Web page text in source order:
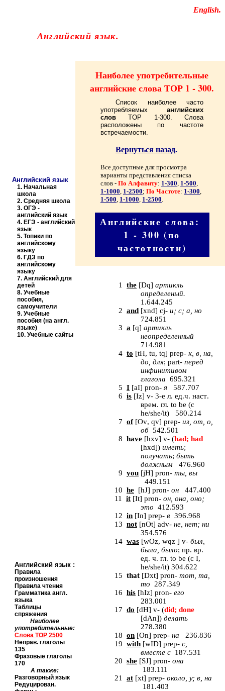
English.
-Английский язык.
Английский язык
1. Начальная
школа
2. Средняя школа
3. ОГЭ -
английский язык
4. ЕГЭ - английский
язык
5. Топики по
английскому
языку
6. ГДЗ по
английскому
языку
7. Английский для
детей
8. Учебные
пособия,
самоучители
9. Учебные
пособия (на англ.
языке)
10. Учебные сайты
Наиболее употребительные
английские слова ТОР 1 - 300.
Список наиболее часто
употребляемых английских
слов
TOP 1-300. Слова
расположены по частоте
встречаемости.
Вернуться назад.
Все доступные для просмотра
варианты представления списка
слов - По Алфавиту: 1-300, 1-500,
1-1000, 1-2500; По Частоте: 1-300,
1-500, 1-1000, 1-2500.
Английские слова:
1 - 300 (по
частотности)
1 the [Dq] артикль
определеный.
1.644.245
2 and [xnd] cj- и; с; а, но
724.851
3 a [q] артикль
неопределенный
714.981
4 to [tH, tu, tq] prep- к, в, на,
до, для; part- перед
инфинитивом
глагола 695.321
5 I [aI] pron- я 587.707
6 is [Iz] v- 3-е л. ед.ч. наст.
врем. гл. to be (с
he/she/it) 580.214
7 of[Ov, qv] prep- из, от, о,
об 542.501
8 have [hxv] v- (had; had
[hxd]) иметь;
получать; быть
должным 476.960
9 you [jH] pron- ты вы
449.151
10 he [hJ] pron- он 447.400
11 it [It] pron- он, она, оно;
это 412.593
12 in [In] prep- в 396.968
13 not [nOt] adv- не нет; ни
354.576
14 was [wOz, wqz ] v- был
была было; пр. вр.
ед. ч. гл. to be (с I,
he/she/it) 304.622
15 that [Dxt] pron- тот, та,
то 287.349
16 his [hIz] pron- его
283.001
17 do [dH] v- (did; done
[dAn]) делать
278.380
18 on [On] prep- на 236.836
19 with [wID] prep- с
вместе с 187.531
20 she [SJ] pron- она
183.111
21 at [xt] prep- около, у; в, на
181.403
Английский язык :
Правила
произношения
Правила чтения
Грамматика англ.
языка
Таблицы
спряжения
Наиболее
употребительные:
Слова TOP 2500
Неправ. глаголы
135
Фразовые глаголы
170
А также:
Разговорный язык
Редуцирован.